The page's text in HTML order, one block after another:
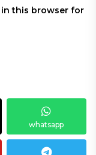
in this browser for
whatsapp